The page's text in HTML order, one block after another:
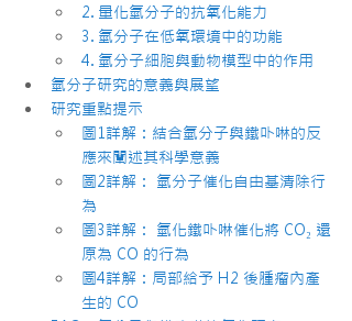
2. 量化氫分子的抗氧化能力
3. 氫分子在低氧環境中的功能
4. 氫分子細胞與動物模型中的作用
氫分子研究的意義與展望
研究重點提示
圖1詳解：結合氫分子與鐵卟啉的反
應來闡述其科學意義
圖2詳解： 氫分子催化自由基清除行
為
圖3詳解： 氫化鐵卟啉催化將 CO₂ 還
原為 CO 的行為
圖4詳解：局部給予 H2 後腫瘤內產
生的 CO